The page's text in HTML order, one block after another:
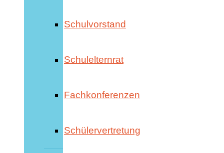
Schulvorstand
Schulelternrat
Fachkonferenzen
Schülervertretung